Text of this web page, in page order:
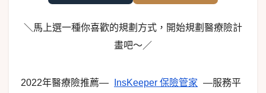
＼馬上選一種你喜歡的規劃方式，開始規劃醫療險計
畫吧～／
2022年醫療險推薦— InsKeeper 保險管家 —服務平